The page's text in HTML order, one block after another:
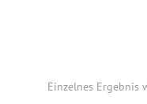
Einzelnes Ergebnis